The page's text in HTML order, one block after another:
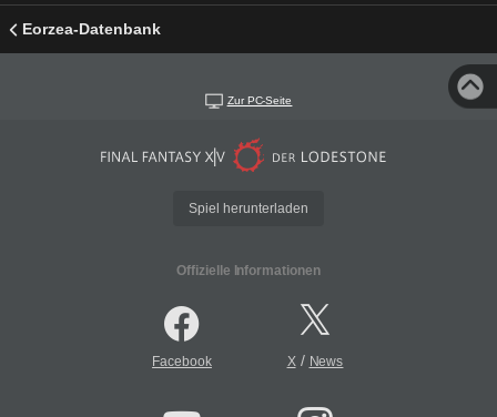
Eorzea-Datenbank
Zur PC-Seite
Spiel herunterladen
Offizielle Informationen
Facebook X/ News